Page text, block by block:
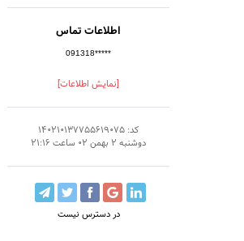
اطلاعات تماس
091318*****
[نمایش اطلاعات]
کد: 140210137755619075
دوشنبه 2 بهمن 02 ساعت 21:16
در دسترس نیست